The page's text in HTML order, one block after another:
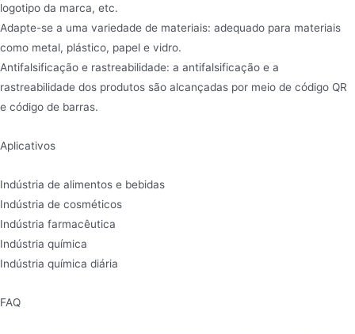
logotipo da marca, etc.
Adapte-se a uma variedade de materiais: adequado para materiais
como metal, plástico, papel e vidro.
Antifalsificação e rastreabilidade: a antifalsificação e a
rastreabilidade dos produtos são alcançadas por meio de código QR
e código de barras.
Aplicativos
Indústria de alimentos e bebidas
Indústria de cosméticos
Indústria farmacêutica
Indústria química
Indústria química diária
FAQ